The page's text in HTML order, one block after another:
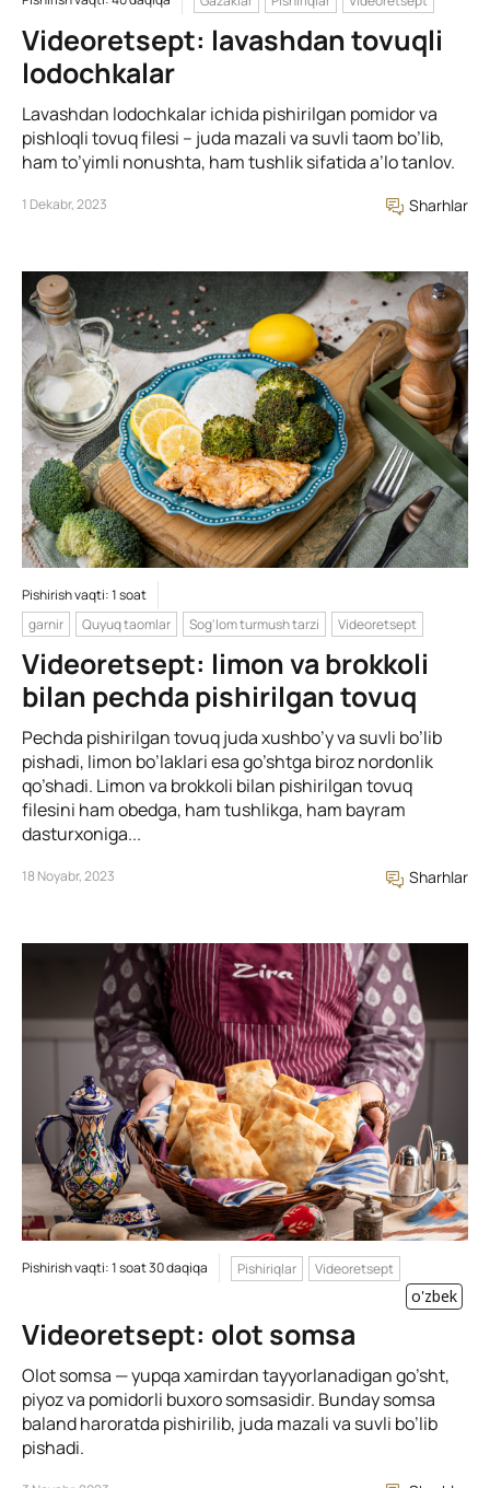
Videoretsept: lavashdan tovuqli
lodochkalar
Lavashdan lodochkalar ichida pishirilgan pomidor va
pishloqli tovuq filesi – juda mazali va suvli taom bo’lib,
ham to’yimli nonushta, ham tushlik sifatida a’lo tanlov.
1 Dekabr, 2023 Sharhlar
Pishirish vaqti: 1 soat
garnir
Quyuq taomlar Sog'lom turmush tarzi Videoretsept
Videoretsept: limon va brokkoli
bilan pechda pishirilgan tovuq
Pechda pishirilgan tovuq juda xushbo’y va suvli bo’lib
pishadi, limon bo’laklari esa go’shtga biroz nordonlik
qo’shadi. Limon va brokkoli bilan pishirilgan tovuq
filesini ham obedga, ham tushlikga, ham bayram
dasturxoniga...
18 Noyabr, 2023 Sharhlar
Pishirish vaqti: 1 soat 30 daqiqa Pishiriqlar Videoretsept
o'zbek
Videoretsept: olot somsa
Olot somsa — yupqa xamirdan tayyorlanadigan go’sht,
piyoz va pomidorli buxoro somsasidir. Bunday somsa
baland haroratda pishirilib, juda mazali va suvli bo’lib
pishadi.